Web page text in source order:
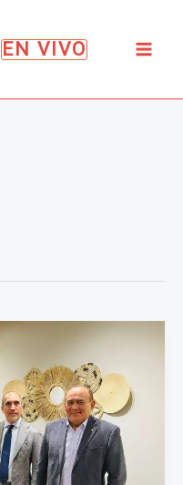
EN VIVO